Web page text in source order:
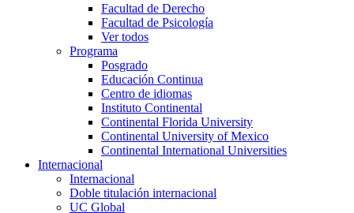
Facultad de Derecho
Facultad de Psicología
Ver todos
Programa
Posgrado
Educación Continua
Centro de idiomas
Instituto Continental
Continental Florida University
Continental University of Mexico
Continental International Universities
Internacional
Internacional
Doble titulación internacional
UC Global